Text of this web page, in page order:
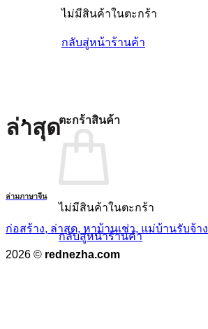
ไม่มีสินค้าในตะกร้า
กลับสู่หน้าร้านค้า
ตะกร้าสินค้า
ไม่มีสินค้าในตะกร้า
กลับสู่หน้าร้านค้า
ล่าสุด
ล่ามภาษาจีน
ก่อสร้าง, ล่าสุด, หาบ้านเช่า, แม่บ้านรับจ้าง
2026 © rednezha.com